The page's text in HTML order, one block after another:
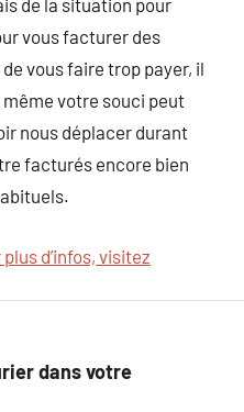
de la situation pour
vous facturer des
vous faire trop payer, il
votre souci peut
nous déplacer durant
facturés encore bien
plus d’infos, visitez
dans votre